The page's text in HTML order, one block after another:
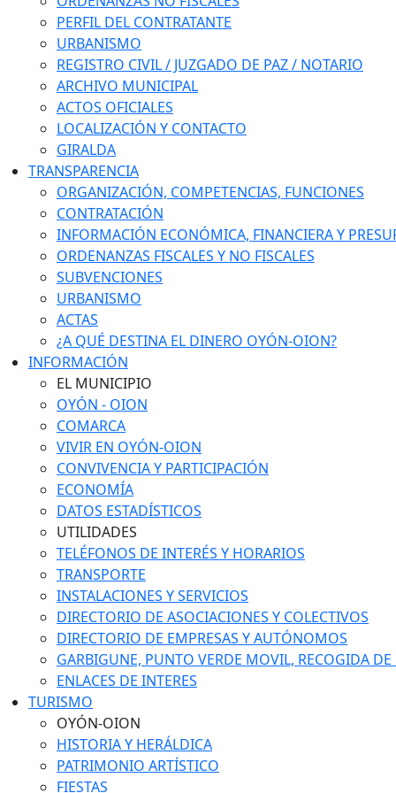
PERFIL DEL CONTRATANTE
URBANISMO
REGISTRO CIVIL / JUZGADO DE PAZ / NOTARIO
ARCHIVO MUNICIPAL
ACTOS OFICIALES
LOCALIZACIÓN Y CONTACTO
GIRALDA
TRANSPARENCIA
ORGANIZACIÓN, COMPETENCIAS, FUNCIONES
CONTRATACIÓN
INFORMACIÓN ECONÓMICA, FINANCIERA Y
ORDENANZAS FISCALES Y NO FISCALES
SUBVENCIONES
URBANISMO
ACTAS
¿A QUÉ DESTINA EL DINERO OYÓN-OION?
INFORMACIÓN
EL MUNICIPIO
OYÓN - OION
COMARCA
VIVIR EN OYÓN-OION
CONVIVENCIA Y PARTICIPACIÓN
ECONOMÍA
DATOS ESTADÍSTICOS
UTILIDADES
TELÉFONOS DE INTERÉS Y HORARIOS
TRANSPORTE
INSTALACIONES Y SERVICIOS
DIRECTORIO DE ASOCIACIONES Y COLECTIVOS
DIRECTORIO DE EMPRESAS Y AUTÓNOMOS
GARBIGUNE, PUNTO VERDE MOVIL, RECOGIDA DE
ENLACES DE INTERES
TURISMO
OYÓN-OION
HISTORIA Y HERÁLDICA
PATRIMONIO ARTÍSTICO
FIESTAS